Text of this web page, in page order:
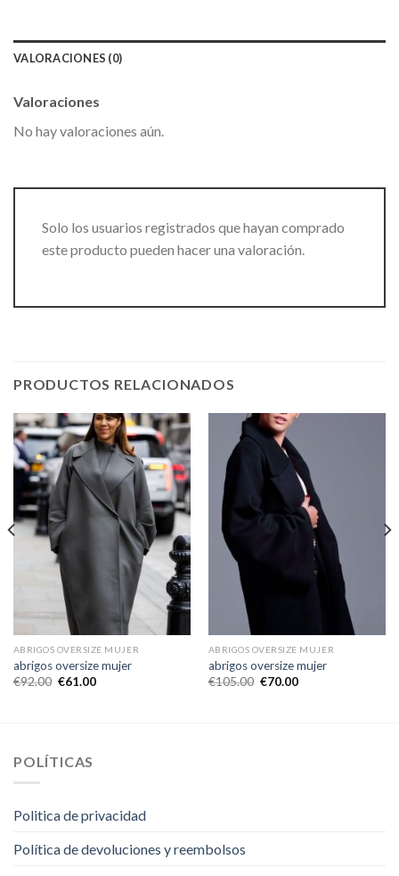
VALORACIONES (0)
Valoraciones
No hay valoraciones aún.
Solo los usuarios registrados que hayan comprado
este producto pueden hacer una valoración.
PRODUCTOS RELACIONADOS
ABRIGOS OVERSIZE MUJER
abrigos oversize mujer
€92.00 €61.00
ABRIGOS OVERSIZE MUJER
abrigos oversize mujer
€105.00 €70.00
POLÍTICAS
Politica de privacidad
Política de devoluciones y reembolsos